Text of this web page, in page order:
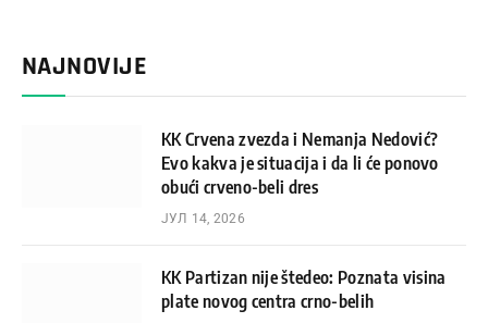
NAJNOVIJE
KK Crvena zvezda i Nemanja Nedović?
Evo kakva je situacija i da li će ponovo
obući crveno-beli dres
ЈУЛ 14, 2026
KK Partizan nije štedeo: Poznata visina
plate novog centra crno-belih